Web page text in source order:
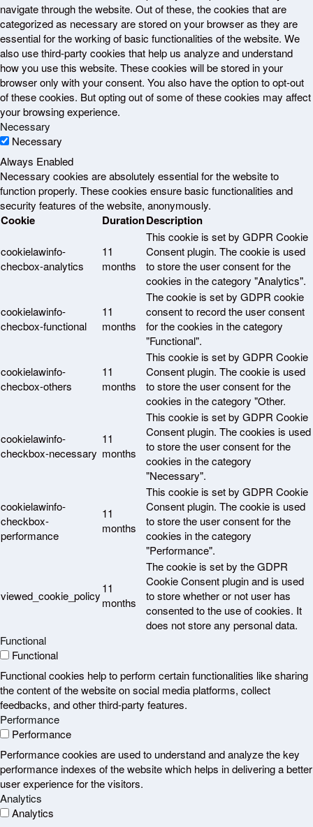
navigate through the website. Out of these, the cookies that are
categorized as necessary are stored on your browser as they are
essential for the working of basic functionalities of the website. We
also use third-party cookies that help us analyze and understand
how you use this website. These cookies will be stored in your
browser only with your consent. You also have the option to opt-out
of these cookies. But opting out of some of these cookies may affect
your browsing experience.
Necessary
Necessary
Always Enabled
Necessary cookies are absolutely essential for the website to
function properly. These cookies ensure basic functionalities and
security features of the website, anonymously.
Cookie DurationDescription
cookielawinfo-
checbox-analytics
11
months
This cookie is set by GDPR Cookie
Consent plugin. The cookie is used
to store the user consent for the
cookies in the category "Analytics".
cookielawinfo-
checbox-functional
11
months
The cookie is set by GDPR cookie
consent to record the user consent
for the cookies in the category
"Functional".
cookielawinfo-
checbox-others
11
months
This cookie is set by GDPR Cookie
Consent plugin. The cookie is used
to store the user consent for the
cookies in the category "Other.
cookielawinfo-
checkbox-necessary
11
months
This cookie is set by GDPR Cookie
Consent plugin. The cookies is used
to store the user consent for the
cookies in the category
"Necessary".
cookielawinfo-
checkbox-
performance
11
months
This cookie is set by GDPR Cookie
Consent plugin. The cookie is used
to store the user consent for the
cookies in the category
"Performance".
viewed_cookie_policy
11
months
The cookie is set by the GDPR
Cookie Consent plugin and is used
to store whether or not user has
consented to the use of cookies. It
does not store any personal data.
Functional
Functional
Functional cookies help to perform certain functionalities like sharing
the content of the website on social media platforms, collect
feedbacks, and other third-party features.
Performance
Performance
Performance cookies are used to understand and analyze the key
performance indexes of the website which helps in delivering a better
user experience for the visitors.
Analytics
Analytics